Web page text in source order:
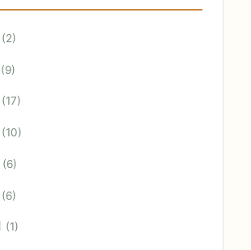
(2)
(9)
(17)
(10)
(6)
(6)
(1)